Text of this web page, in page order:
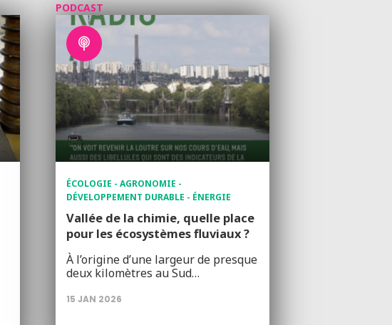
PODCAST
ÉCOLOGIE - AGRONOMIE -
DÉVELOPPEMENT DURABLE - ÉNERGIE
Vallée de la chimie, quelle place
pour les écosystèmes fluviaux ?
À l’origine d’une largeur de presque
deux kilomètres au Sud…
15 JAN 2026